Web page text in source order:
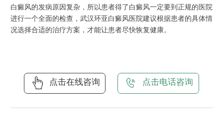
白癜风的发病原因复杂，所以患者得了白癜风一定要到正规的医院
进行一个全面的检查，武汉环亚白癜风医院建议根据患者的具体情
况选择合适的治疗方案，才能让患者尽快恢复健康。
点击在线咨询 点击电话咨询